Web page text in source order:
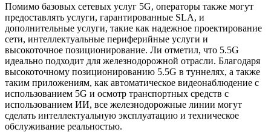
Помимо базовых сетевых услуг 5G, операторы также могут
предоставлять услуги, гарантированные SLA, и
дополнительные услуги, такие как надежное проектирование
сети, интеллектуальные периферийные услуги и
высокоточное позиционирование. Ли отметил, что 5.5G
идеально подходит для железнодорожной отрасли. Благодаря
высокоточному позиционированию 5.5G в туннелях, а также
таким приложениям, как автоматическое видеонаблюдение с
использованием 5G и осмотр транспортных средств с
использованием ИИ, все железнодорожные линии могут
сделать интеллектуальную эксплуатацию и техническое
обслуживание реальностью.